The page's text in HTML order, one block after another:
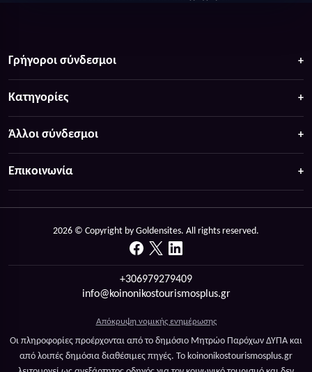
Γρήγοροι σύνδεσμοι
Κατηγορίες
Άλλοι σύνδεσμοι
Επικοινωνία
2026 © Copyright by Goldensites. All rights reserved.
+306979279409
info@koinonikostourismosplus.gr
Απόκρυψη νομικής ενημέρωσης
Οι πληροφορίες προέρχονται από το δημόσιο Μητρώο Παρόχων ΔΥΠΑ και
από λοιπές δημόσια διαθέσιμες πηγές. Το koinonikostourismosplus.gr